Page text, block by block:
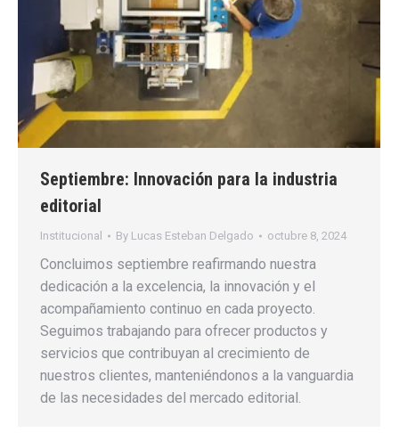
Septiembre: Innovación para la industria
editorial
Institucional By Lucas Esteban Delgado octubre 8, 2024
Concluimos septiembre reafirmando nuestra
dedicación a la excelencia, la innovación y el
acompañamiento continuo en cada proyecto.
Seguimos trabajando para ofrecer productos y
servicios que contribuyan al crecimiento de
nuestros clientes, manteniéndonos a la vanguardia
de las necesidades del mercado editorial.